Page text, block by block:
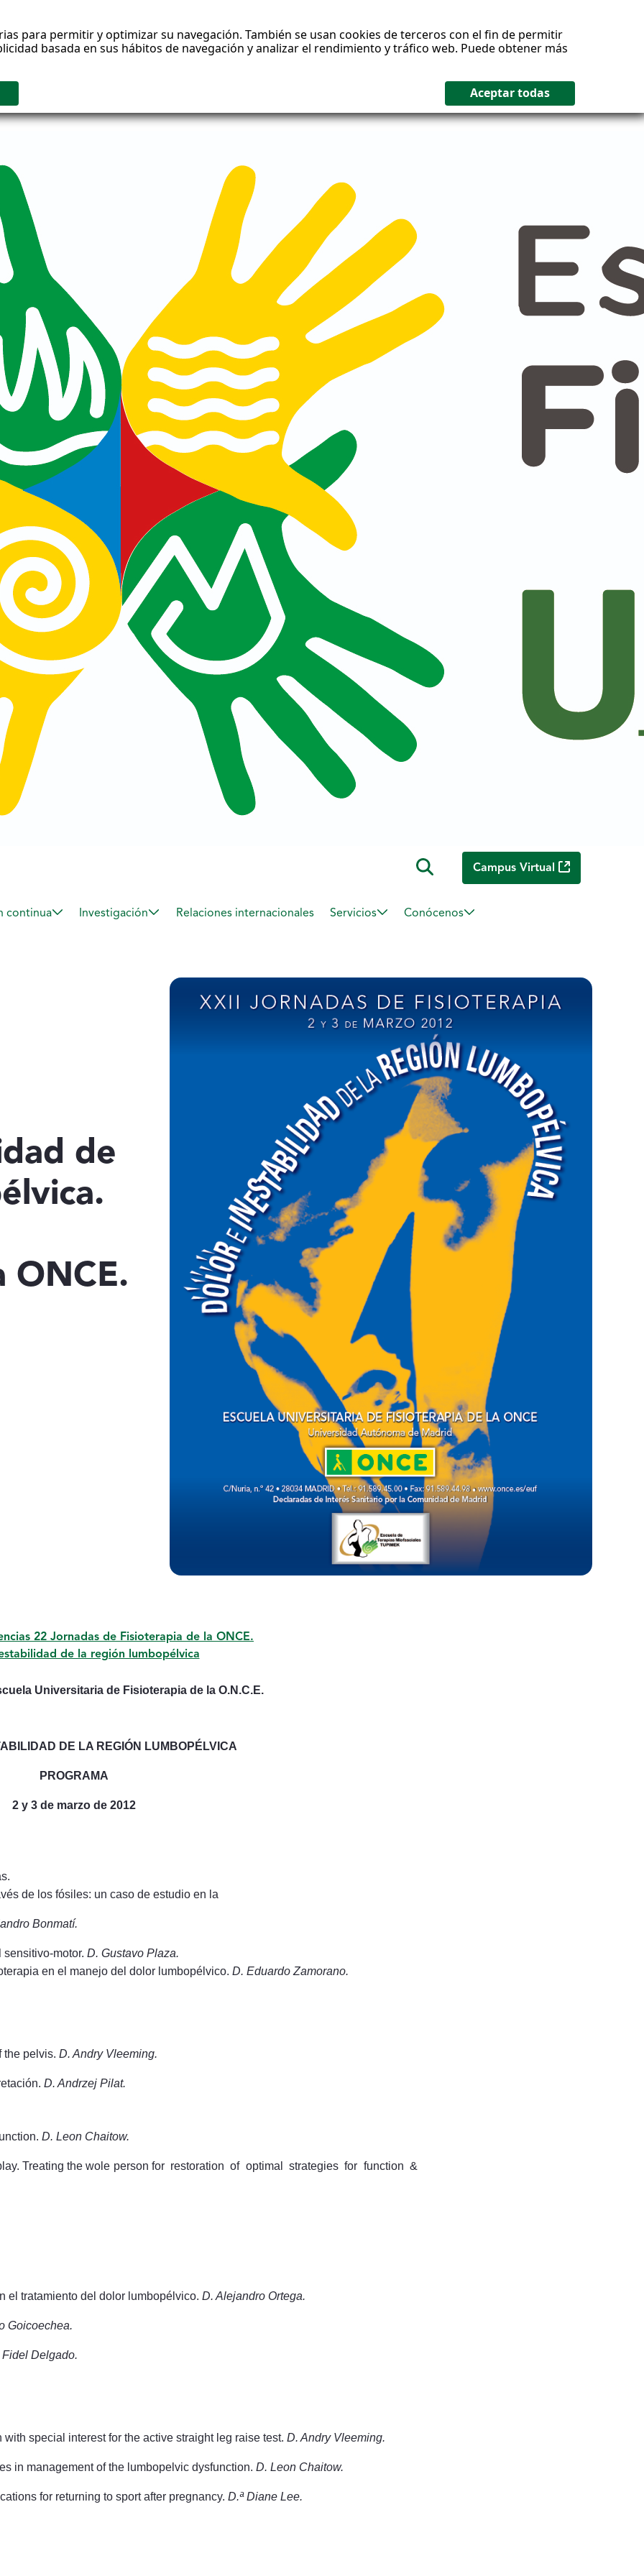
para permitir y optimizar su navegación. También se usan cookies de terceros con el fin de permitir
basada en sus hábitos de navegación y analizar el rendimiento y tráfico web. Puede obtener más
Campus Virtual
continua Investigación Relaciones internacionales Servicios Conócenos
de
ONCE.
22 Jornadas de Fisioterapia de la ONCE.
de la región lumbopélvica
Universitaria de Fisioterapia de la O.N.C.E.
DE LA REGIÓN LUMBOPÉLVICA
PROGRAMA
2 y 3 de marzo de 2012
de los fósiles: un caso de estudio en la
Bonmatí.
motor. D. Gustavo Plaza.
en el manejo del dolor lumbopélvico. D. Eduardo Zamorano.
the pelvis.D. Andry Vleeming.
D. Andrzej Pilat.
D. Leon Chaitow.
Treating the wole person for restoration of optimal strategies for function &
tratamiento del dolor lumbopélvico.D. Alejandro Ortega.
Goicoechea.
Fidel Delgado.
special interest for the active straight leg raise test.D. Andry Vleeming.
in management of the lumbopelvic dysfunction.D. Leon Chaitow.
for returning to sport after pregnancy.D.ª Diane Lee.